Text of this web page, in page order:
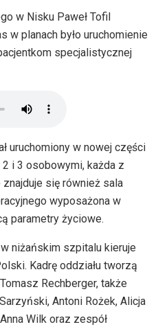
w Nisku Paweł Tofil
w planach było uruchomienie
specjalistycznej
uruchomiony w nowej części
i 3 osobowymi, każda z
znajduje się również sala
wyposażona w
parametry życiowe.
niżańskim szpitalu kieruje
Kadrę oddziału tworzą
Rechberger, także
Antoni Rożek, Alicja
Wilk oraz zespół